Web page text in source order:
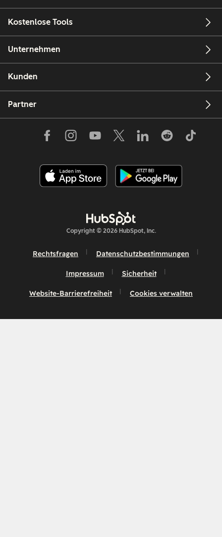
Kostenlose Tools
Unternehmen
Kunden
Partner
Copyright © 2026 HubSpot, Inc.
Rechtsfragen Datenschutzbestimmungen
Impressum Sicherheit
Website-Barrierefreiheit Cookies verwalten